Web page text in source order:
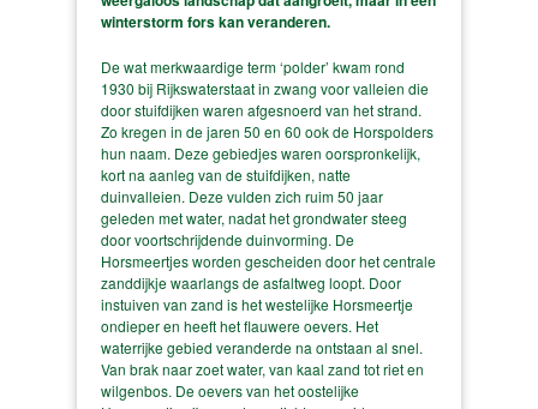
winterstorm fors kan veranderen.
De wat merkwaardige term ‘polder’ kwam rond
1930 bij Rijkswaterstaat in zwang voor valleien die
door stuifdijken waren afgesnoerd van het strand.
Zo kregen in de jaren 50 en 60 ook de Horspolders
hun naam. Deze gebiedjes waren oorspronkelijk,
kort na aanleg van de stuifdijken, natte
duinvalleien. Deze vulden zich ruim 50 jaar
geleden met water, nadat het grondwater steeg
door voortschrijdende duinvorming. De
Horsmeertjes worden gescheiden door het centrale
zanddijkje waarlangs de asfaltweg loopt. Door
instuiven van zand is het westelijke Horsmeertje
ondieper en heeft het flauwere oevers. Het
waterrijke gebied veranderde na ontstaan al snel.
Van brak naar zoet water, van kaal zand tot riet en
wilgenbos. De oevers van het oostelijke